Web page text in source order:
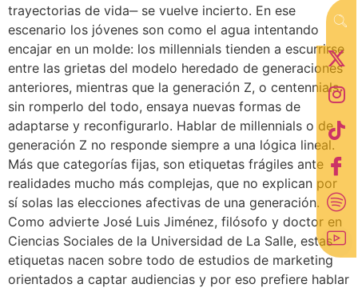
trayectorias de vida‒ se vuelve incierto. En ese
escenario los jóvenes son como el agua intentando
encajar en un molde: los millennials tienden a escurrirse
entre las grietas del modelo heredado de generaciones
anteriores, mientras que la generación Z, o centennials,
sin romperlo del todo, ensaya nuevas formas de
adaptarse y reconfigurarlo. Hablar de millennials o de
generación Z no responde siempre a una lógica lineal.
Más que categorías fijas, son etiquetas frágiles ante
realidades mucho más complejas, que no explican por
sí solas las elecciones afectivas de una generación.
Como advierte José Luis Jiménez, filósofo y doctor en
Ciencias Sociales de la Universidad de La Salle, estas
etiquetas nacen sobre todo de estudios de marketing
orientados a captar audiencias y por eso prefiere hablar